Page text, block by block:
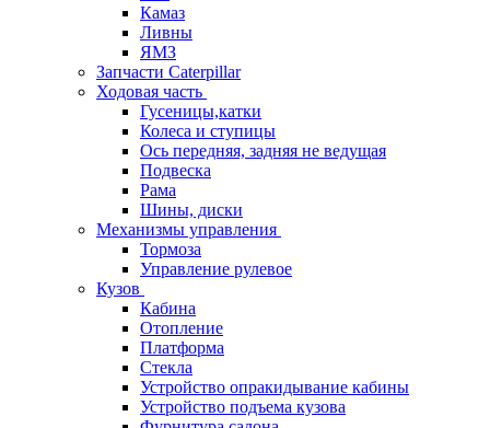
Камаз
Ливны
ЯМЗ
Запчасти Caterpillar
Ходовая часть
Гусеницы,катки
Колеса и ступицы
Ось передняя, задняя не ведущая
Подвеска
Рама
Шины, диски
Механизмы управления
Тормоза
Управление рулевое
Кузов
Кабина
Отопление
Платформа
Стекла
Устройство опракидывание кабины
Устройство подъема кузова